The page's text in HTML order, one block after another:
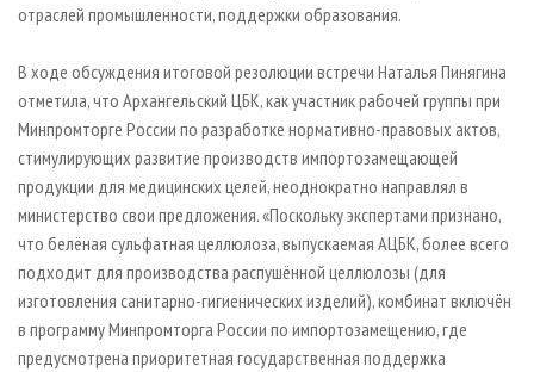
отраслей промышленности, поддержки образования.
В ходе обсуждения итоговой резолюции встречи Наталья Пинягина
отметила, что Архангельский ЦБК, как участник рабочей группы при
Минпромторге России по разработке нормативно-правовых актов,
стимулирующих развитие производств импортозамещающей
продукции для медицинских целей, неоднократно направлял в
министерство свои предложения. «Поскольку экспертами признано,
что белёная сульфатная целлюлоза, выпускаемая АЦБК, более всего
подходит для производства распушённой целлюлозы (для
изготовления санитарно-гигиенических изделий), комбинат включён
в программу Минпромторга России по импортозамещению, где
предусмотрена приоритетная государственная поддержка